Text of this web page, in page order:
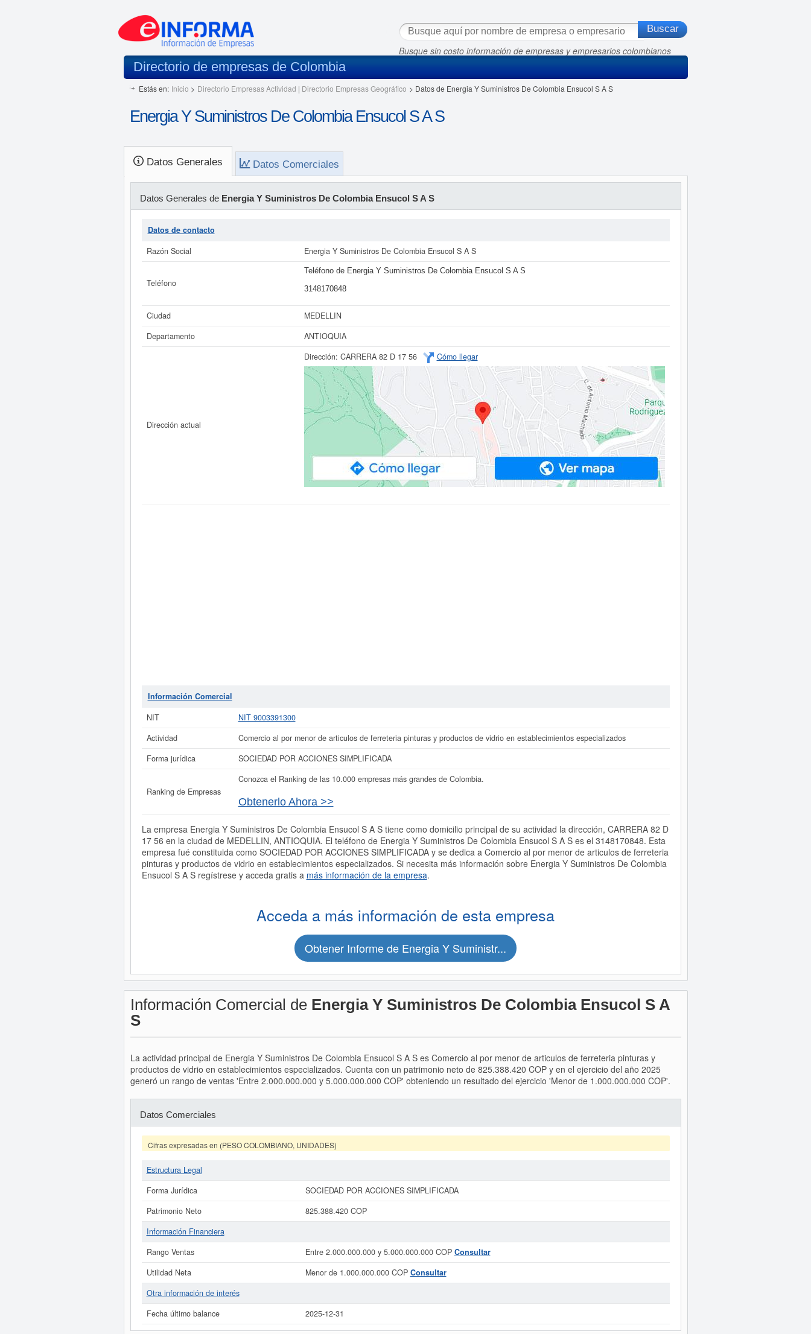
Busque sin costo información de empresas y empresarios colombianos
Directorio de empresas de Colombia
Estás en: Inicio > Directorio Empresas Actividad | Directorio Empresas Geográfico > Datos de Energia Y Suministros De Colombia Ensucol S A S
Energia Y Suministros De Colombia Ensucol S A S
Datos Generales Datos Comerciales
Datos Generales de Energia Y Suministros De Colombia Ensucol S A S
Datos de contacto
Razón Social
Energia Y Suministros De Colombia Ensucol S A S
Teléfono
Teléfono de Energia Y Suministros De Colombia Ensucol S A S
3148170848
Ciudad
MEDELLIN
Departamento
ANTIOQUIA
Dirección actual
Dirección: CARRERA 82 D 17 56 Cómo llegar
Información Comercial
NIT
NIT 9003391300
Actividad
Comercio al por menor de articulos de ferreteria pinturas y productos de vidrio en establecimientos especializados
Forma jurídica
SOCIEDAD POR ACCIONES SIMPLIFICADA
Ranking de Empresas
Conozca el Ranking de las 10.000 empresas más grandes de Colombia.
Obtenerlo Ahora >>
La empresa Energia Y Suministros De Colombia Ensucol S A S tiene como domicilio principal de su actividad la dirección, CARRERA 82 D
17 56 en la ciudad de MEDELLIN, ANTIOQUIA. El teléfono de Energia Y Suministros De Colombia Ensucol S A S es el 3148170848. Esta
empresa fué constituida como SOCIEDAD POR ACCIONES SIMPLIFICADA y se dedica a Comercio al por menor de articulos de ferreteria
pinturas y productos de vidrio en establecimientos especializados. Si necesita más información sobre Energia Y Suministros De Colombia
Ensucol S A S regístrese y acceda gratis a más información de la empresa.
Acceda a más información de esta empresa
Obtener Informe de Energia Y Suministr...
Información Comercial de Energia Y Suministros De Colombia Ensucol S A
S
La actividad principal de Energia Y Suministros De Colombia Ensucol S A S es Comercio al por menor de articulos de ferreteria pinturas y
productos de vidrio en establecimientos especializados. Cuenta con un patrimonio neto de 825.388.420 COP y en el ejercicio del año 2025
generó un rango de ventas 'Entre 2.000.000.000 y 5.000.000.000 COP' obteniendo un resultado del ejercicio 'Menor de 1.000.000.000 COP'.
Datos Comerciales
Cifras expresadas en (PESO COLOMBIANO, UNIDADES)
Estructura Legal
Forma Jurídica
SOCIEDAD POR ACCIONES SIMPLIFICADA
Patrimonio Neto
825.388.420 COP
Información Financiera
Rango Ventas
Entre 2.000.000.000 y 5.000.000.000 COP Consultar
Utilidad Neta
Menor de 1.000.000.000 COP Consultar
Otra información de interés
Fecha último balance
2025-12-31